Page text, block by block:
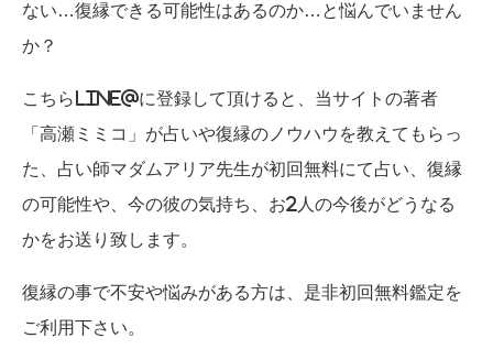
ない…復縁できる可能性はあるのか…と悩んでいません
か？
こちらLINE@に登録して頂けると、当サイトの著者
「高瀬ミミコ」が占いや復縁のノウハウを教えてもらっ
た、占い師マダムアリア先生が初回無料にて占い、復縁
の可能性や、今の彼の気持ち、お2人の今後がどうなる
かをお送り致します。
復縁の事で不安や悩みがある方は、是非初回無料鑑定を
ご利用下さい。